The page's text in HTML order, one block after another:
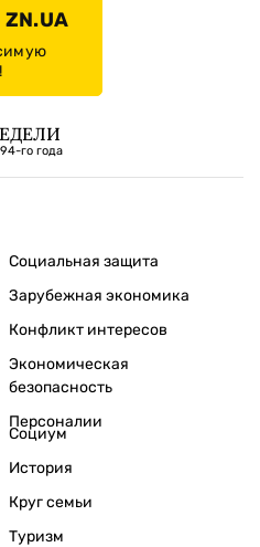
го года
Социальная защита
Зарубежная экономика
Конфликт интересов
Экономическая
безопасность
Персоналии
Социум
История
Круг семьи
Туризм